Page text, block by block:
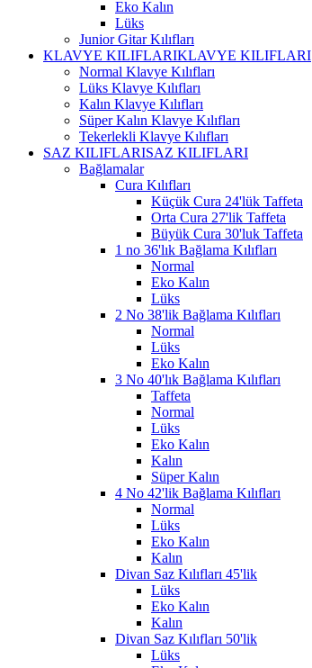
Eko Kalın
Lüks
Junior Gitar Kılıfları
KLAVYE KILIFLARIKLAVYE KILIFLARI
Normal Klavye Kılıfları
Lüks Klavye Kılıfları
Kalın Klavye Kılıfları
Süper Kalın Klavye Kılıfları
Tekerlekli Klavye Kılıfları
SAZ KILIFLARISAZ KILIFLARI
Bağlamalar
Cura Kılıfları
Küçük Cura 24'lük Taffeta
Orta Cura 27'lik Taffeta
Büyük Cura 30'luk Taffeta
1 no 36'lık Bağlama Kılıfları
Normal
Eko Kalın
Lüks
2 No 38'lik Bağlama Kılıfları
Normal
Lüks
Eko Kalın
3 No 40'lık Bağlama Kılıfları
Taffeta
Normal
Lüks
Eko Kalın
Kalın
Süper Kalın
4 No 42'lik Bağlama Kılıfları
Normal
Lüks
Eko Kalın
Kalın
Divan Saz Kılıfları 45'lik
Lüks
Eko Kalın
Kalın
Divan Saz Kılıfları 50'lik
Lüks